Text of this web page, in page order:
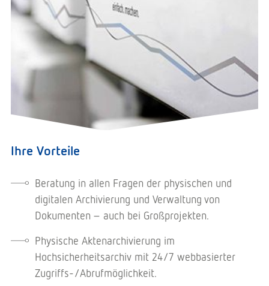
Ihre Vorteile
Beratung in allen Fragen der physischen und
digitalen Archivierung und Verwaltung von
Dokumenten – auch bei Großprojekten.
Physische Aktenarchivierung im
Hochsicherheitsarchiv mit 24/7 webbasierter
Zugriffs-/Abrufmöglichkeit.